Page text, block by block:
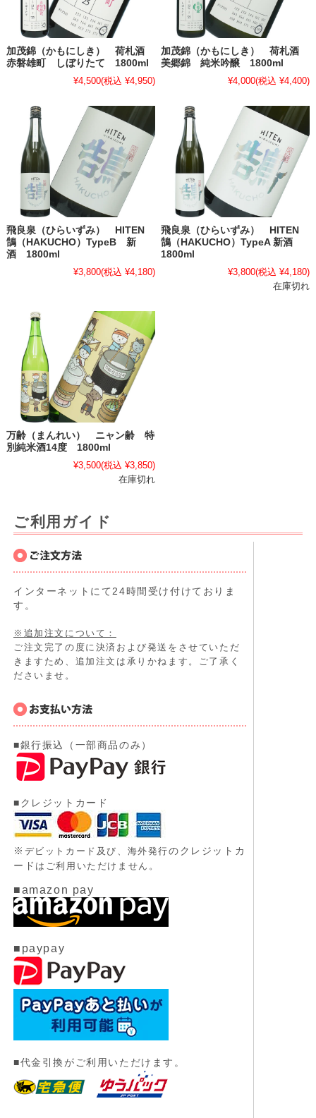
加茂錦（かもにしき） 荷札酒
赤磐雄町 しぼりたて 1800ml
¥4,500(税込 ¥4,950)
加茂錦（かもにしき） 荷札酒
美郷錦 純米吟醸 1800ml
¥4,000(税込 ¥4,400)
飛良泉（ひらいずみ） HITEN
鵠（HAKUCHO）TypeB 新
酒 1800ml
¥3,800(税込 ¥4,180)
飛良泉（ひらいずみ） HITEN
鵠（HAKUCHO）TypeA 新酒
1800ml
¥3,800(税込 ¥4,180)
在庫切れ
万齢（まんれい） ニャン齢 特
別純米酒14度 1800ml
¥3,500(税込 ¥3,850)
在庫切れ
ご利用ガイド
インターネットにて24時間受け付けておりま
す。
※追加注文について：
ご注文完了の度に決済および発送をさせていただ
きますため、追加注文は承りかねます。ご了承く
ださいませ。
■銀行振込（一部商品のみ）
■クレジットカード
※ デビットカード及び、 海外発行のクレジットカ
ード はご利用いただけません。
■amazon pay
■paypay
■代金引換がご利用いただけます。